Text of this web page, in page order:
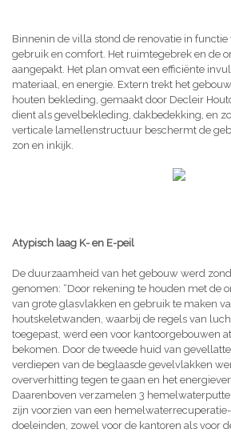
Binnenin de villa stond de renovatie in
gebruik en comfort. Het ruimtegebrek en de
aangepakt. Het plan omvat een efficiënte
materiaal, en energie. Extern trekt het
houten bekleding, gemaakt door Decleir
dient als gevelbekleding, dakbedekking, en
verticale lamellenstructuur beschermt de
zon en inkijk.
Atypisch laag K- en E-peil
De duurzaamheid van het gebouw werd
genomen: “Door rekening te houden met de
van grote glasvlakken en gebruik te maken
houtskeletwanden, waarbij de regels van
toegepast, werd een voor kantoorgebouwen
bekomen. Door de tweede huid van
verdiepen van de beglaasde gevelvlakken
oververhitting tegen te gaan en het
Daarenboven verzamelen 3
zijn voorzien van een
doeleinden, zowel voor de kantoren als voor